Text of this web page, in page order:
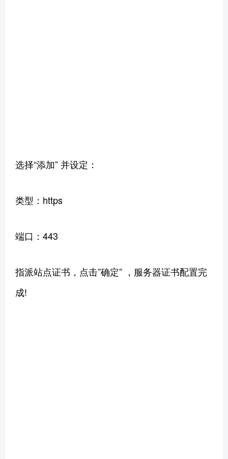
选择“添加” 并设定：
类型：https
端口：443
指派站点证书，点击”确定” ，服务器证书配置完
成!